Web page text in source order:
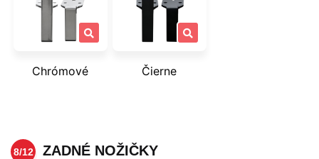
Chrómové Čierne
8/12 ZADNÉ NOŽIČKY